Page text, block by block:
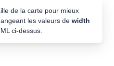
de la carte pour mieux
les valeurs de width
ci-dessus.